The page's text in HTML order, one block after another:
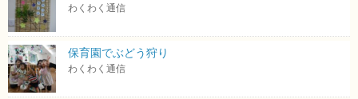
わくわく通信
保育園でぶどう狩り
わくわく通信